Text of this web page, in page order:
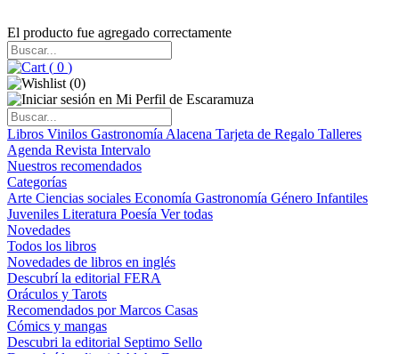
El producto fue agregado correctamente
( 0 )
(0)
Libros Vinilos Gastronomía Alacena Tarjeta de Regalo Talleres
Agenda Revista Intervalo
Nuestros recomendados
Categorías
Arte Ciencias sociales Economía Gastronomía Género Infantiles
Juveniles Literatura Poesía Ver todas
Novedades
Todos los libros
Novedades de libros en inglés
Descubrí la editorial FERA
Oráculos y Tarots
Recomendados por Marcos Casas
Cómics y mangas
Descubri la editorial Septimo Sello